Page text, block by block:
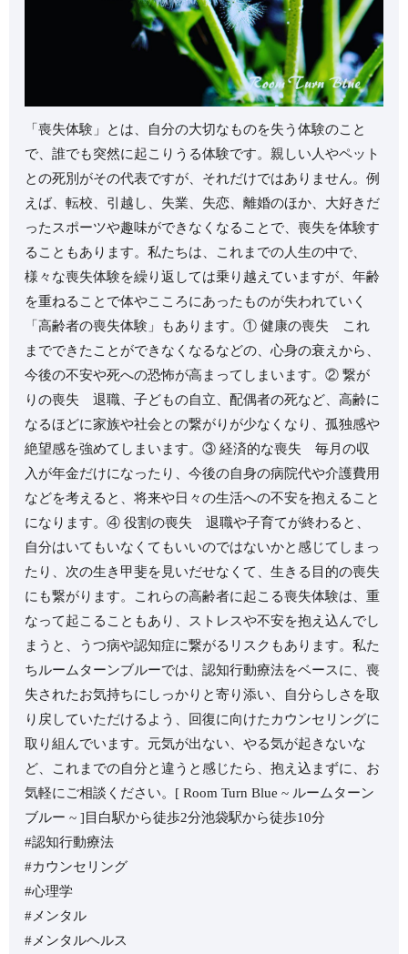
⁡「喪失体験」とは、自分の大切なものを失う体験のこと
で、誰でも突然に起こりうる体験です。⁡親しい人やペット
との死別がその代表ですが、それだけではありません。⁡例
えば、転校、引越し、失業、失恋、離婚のほか、大好きだ
ったスポーツや趣味ができなくなることで、喪失を体験す
ることもあります。⁡私たちは、これまでの人生の中で、
様々な喪失体験を繰り返しては乗り越えていますが、年齢
を重ねることで体やこころにあったものが失われていく
「高齢者の喪失体験」もあります。⁡① 健康の喪失 これ
までできたことができなくなるなどの、心身の衰えから、
今後の不安や死への恐怖が高まってしまいます。⁡② 繋が
りの喪失 退職、子どもの自立、配偶者の死など、高齢に
なるほどに家族や社会との繋がりが少なくなり、孤独感や
絶望感を強めてしまいます。⁡③ 経済的な喪失 毎月の収
入が年金だけになったり、今後の自身の病院代や介護費用
などを考えると、将来や日々の生活への不安を抱えること
になります。⁡④ 役割の喪失 退職や子育てが終わると、
自分はいてもいなくてもいいのではないかと感じてしまっ
たり、次の生き甲斐を見いだせなくて、生きる目的の喪失
にも繋がります。⁡これらの高齢者に起こる喪失体験は、重
なって起こることもあり、ストレスや不安を抱え込んでし
まうと、うつ病や認知症に繋がるリスクもあります。⁡私た
ちルームターンブルーでは、認知行動療法をベースに、喪
失されたお気持ちにしっかりと寄り添い、自分らしさを取
り戻していただけるよう、回復に向けたカウンセリングに
取り組んでいます。⁡元気が出ない、やる気が起きないな
ど、これまでの自分と違うと感じたら、抱え込まずに、お
気軽にご相談ください。⁡⁡⁡[ Room Turn Blue ~ ルームターン
ブルー ~ ]目白駅から徒歩2分池袋駅から徒歩10分⁡⁡
#認知行動療法
#カウンセリング
#心理学
#メンタル
#メンタルヘルス